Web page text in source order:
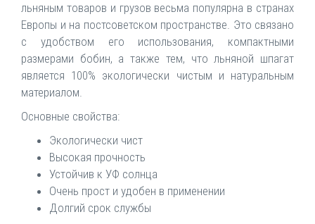
льняным товаров и грузов весьма популярна в странах
Европы и на постсоветском пространстве. Это связано
с удобством его использования, компактными
размерами бобин, а также тем, что льняной шпагат
является 100% экологически чистым и натуральным
материалом.
Основные свойства:
Экологически чист
Высокая прочность
Устойчив к УФ солнца
Очень прост и удобен в применении
Долгий срок службы